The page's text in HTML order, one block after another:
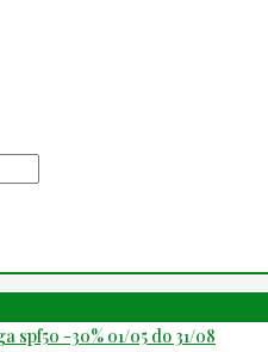
spf50 -30% 01/05 do 31/08